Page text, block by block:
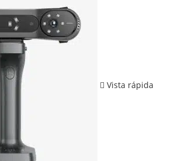
Vista rápida